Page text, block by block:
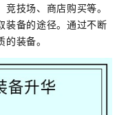
技场、商店购买等。
装备的途径。通过不断
装备。